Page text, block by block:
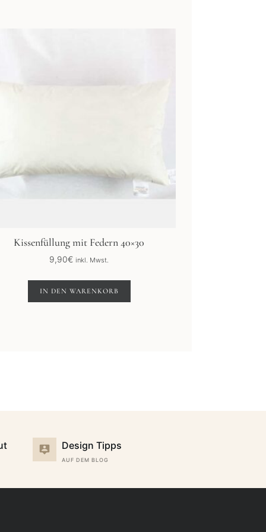
Kissenfüllung mit Federn 40×30
9,90€ inkl. Mwst.
IN DEN WARENKORB
Design Tipps
AUF DEM BLOG